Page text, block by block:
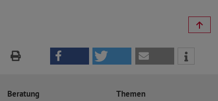
Beratung
Themen